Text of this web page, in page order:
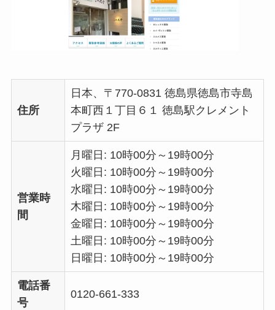
住所
日本、〒770-0831 徳島県徳島市寺島
本町西１丁目６１ 徳島駅クレメント
プラザ 2F
営業時
間
月曜日: 10時00分～19時00分
火曜日: 10時00分～19時00分
水曜日: 10時00分～19時00分
木曜日: 10時00分～19時00分
金曜日: 10時00分～19時00分
土曜日: 10時00分～19時00分
日曜日: 10時00分～19時00分
電話番
号
0120-661-333